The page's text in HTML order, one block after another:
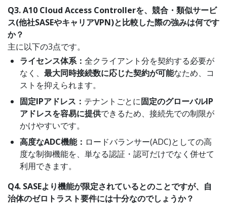
Q3. A10 Cloud Access Controllerを、競合・類似サービ
ス(他社SASEやキャリアVPN)と比較した際の強みは何です
か？
主に以下の3点です。
ライセンス体系： 全クライアント分を契約する必要が
なく、 最大同時接続数に応じた契約が可能なため、コ
ストを抑えられます。
固定IPアドレス： テナントごとに固定のグローバルIP
アドレスを容易に提供できるため、接続先での制限が
かけやすいです。
高度なADC機能： ロードバランサー(ADC)としての高
度な制御機能を、単なる認証・認可だけでなく併せて
利用できます。
Q4. SASEより機能が限定されているとのことですが、自
治体のゼロトラスト要件には十分なのでしょうか？